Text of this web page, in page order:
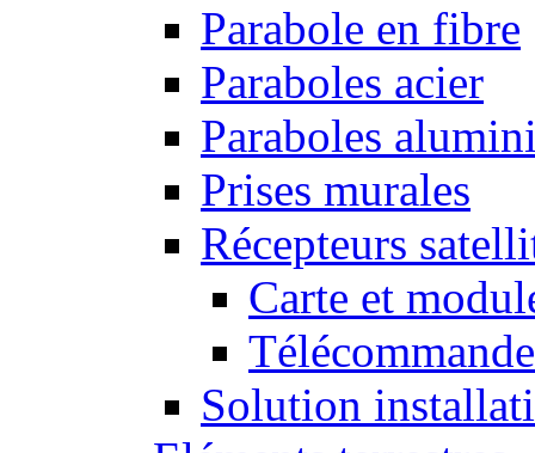
Parabole en fibre
Paraboles acier
Paraboles
Prises murales
Récepteurs
Carte et
Solution